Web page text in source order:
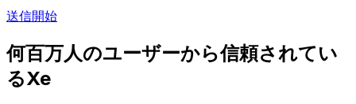
送信開始
何百万人のユーザーから信頼されてい
るXe